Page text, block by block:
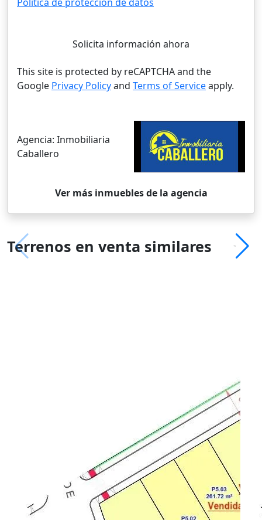
Solicita información ahora
This site is protected by reCAPTCHA and the
Google Privacy Policyand Terms of Serviceapply.
Agencia: Inmobiliaria
Caballero
Ver más inmuebles de la agencia
Terrenos en venta similares